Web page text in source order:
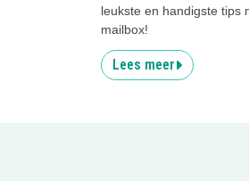
leukste en handigste tips
mailbox!
Lees meer